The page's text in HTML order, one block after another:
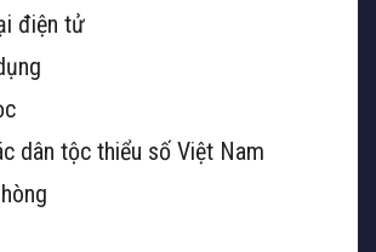
điện tử
dân tộc thiểu số Việt Nam